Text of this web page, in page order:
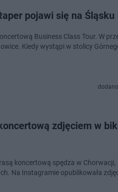
pojawi się na Śląsku
Business Class Tour. W
Kiedy wystąpi w stolicy
zdjęciem w
koncertową spędza w Chorwacji,
Na Instagramie opublikowała